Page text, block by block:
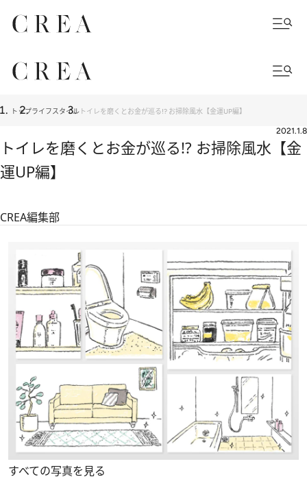
トップライフスタイル トイレを磨くとお金が巡る!? お掃除風水【金運UP編】
2021.1.8
トイレを磨くとお金が巡る!? お掃除風水【金
運UP編】
CREA編集部
すべての写真を見る